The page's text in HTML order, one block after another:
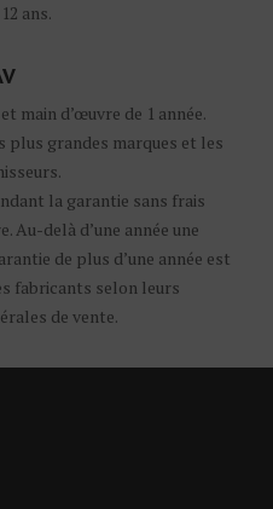
ans.
main d’œuvre de 1 année.
plus grandes marques et les
la garantie sans frais
Au-delà d’une année une
de plus d’une année est
fabricants selon leurs
de vente.